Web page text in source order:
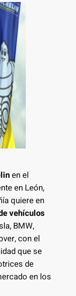
en el
en León,
quiere en
vehículos
BMW,
con el
que se
de
en los